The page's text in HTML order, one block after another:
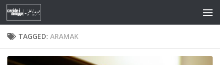
Skip to content
TAGGED: ARAMAK